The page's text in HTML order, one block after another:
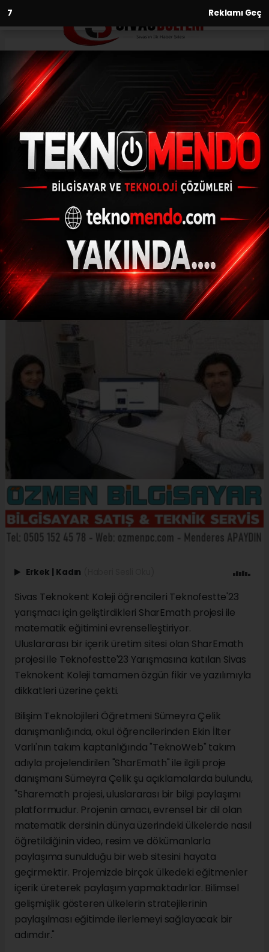
6 Reklamı Geç
Anasayfa
Sivaslı öğrenciler matematik
eğitimini evrenselleştiriyor
12.12.2022 - 15:13, Güncelleme: 12.12.2022 - 15:13
Sivas Teknokent Koleji öğrencileri
Teknofestte'23 yarışmacı için geliştirdikleri
SharEmath projesi ile matematik eğitimini
evrenselleştiriyor.
ABONE OL
Erkek | Kadın
Sivas Teknokent Koleji öğrencileri Teknofestte'23
yarışmacı için geliştirdikleri SharEmath projesi ile
matematik eğitimini evrenselleştiriyor.
Uluslararası bir içerik üretim sitesi olan SharEmath
projesi ile Teknofestte'23 Yarışmasına katılan Sivas
Teknokent Koleji tamamen özgün fikir ve yazılımıyla
dikkatleri üzerine çekti.
Bilişim Teknolojileri Öğretmeni Sümeyra Çelik
danışmanlığında, okul öğrencilerinden Ekin İlter
Varlı'nın takım kaptanlığında "TeknoWeb" takım
adıyla projelendirilen "SharEmath" ile ilgili proje
danışmanı Sümeyra Çelik şu açıklamalarda bulundu,
"Sharemath projesi, uluslararası bir bilgi paylaşımı
platformudur. Projenin amacı, evrensel bir dil olan
matematik dersinin dünya üzerindeki ülkelerde nasıl
öğretildiğinin video, resim ve dökümanlarla
paylaşıma sunulduğu bir web sitesini hayata
geçirmektir. Projemizde birçok ülkedeki eğitmenler
içerik üreterek paylaşım yapmaktadırlar. Bilimsel
gelişmişlik gösteren ülkelerin stratejilerinin
paylaşılması eğitimde ilerlemeyi sağlayacak bir
adımdır."